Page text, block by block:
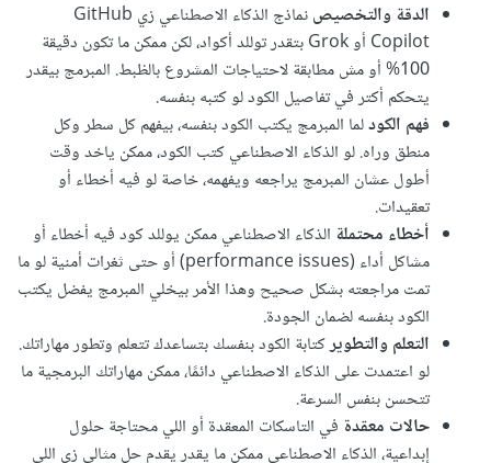
الدقة والتخصيص
نماذج الذكاء الاصطناعي زي GitHub
Copilot أو Grok بتقدر توللد أكواد، لكن ممكن ما تكون دقيقة
100% أو مش مطابقة لاحتياجات المشروع بالظبط. المبرمج بيقدر
يتحكم أكتر في تفاصيل الكود لو كتبه بنفسه.
فهم الكودلما المبرمج يكتب الكود بنفسه، بيفهم كل سطر وكل
منطق وراه. لو الذكاء الاصطناعي كتب الكود، ممكن ياخد وقت
أطول عشان المبرمج يراجعه ويفهمه، خاصة لو فيه أخطاء أو
تعقيدات.
أخطاء محتملة الذكاء الاصطناعي ممكن يوللد كود فيه أخطاء أو
مشاكل أداء (performance issues) أو حتى ثغرات أمنية لو ما
تمت مراجعته بشكل صحيح وهذا الأمر بيخلي المبرمج يفضل يكتب
الكود بنفسه لضمان الجودة.
التعلم والتطويركتابة الكود بنفسك بتساعدك تتعلم وتطور مهاراتك.
لو اعتمدت على الذكاء الاصطناعي دائمًا، ممكن مهاراتك البرمجية ما
تتحسن بنفس السرعة.
حالات معقدة في التاسكات المعقدة أو اللي محتاجة حلول
إبداعية، الذكاء الاصطناعي ممكن ما يقدر يقدم حل مثالي زي اللي